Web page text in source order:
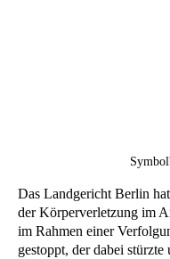
Das Landgericht Berlin
der Körperverletzung im
im Rahmen einer
gestoppt, der dabei